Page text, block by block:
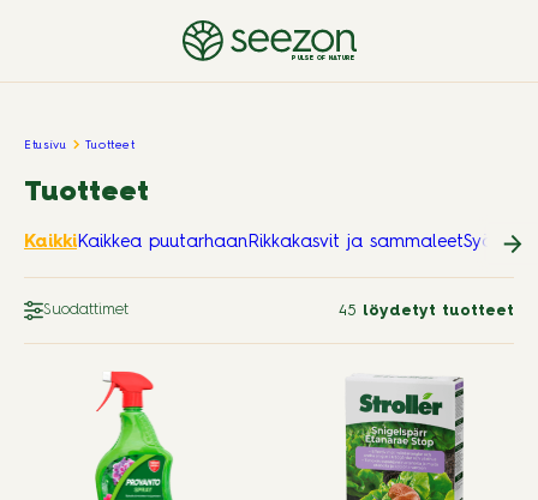
PULSE OF NATURE
Etusivu Tuotteet
Tuotteet
KaikkiKaikkea puutarhaanRikkakasvit ja sammaleet
Suodattimet 45 löydetyt tuotteet